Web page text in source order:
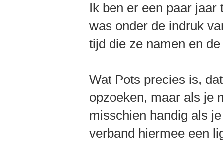
Ik ben er een paar
was onder de indruk
tijd die ze namen en
Wat Pots precies is,
opzoeken, maar als je
misschien handig als
verband hiermee een